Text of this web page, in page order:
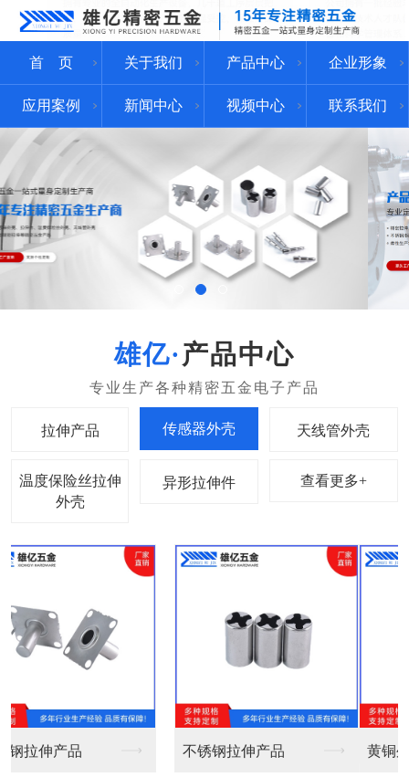
首 页 关于我们 产品中心 企业形象
应用案例 新闻中心 视频中心 联系我们
产品中心
拉伸产品 天线管外壳
温度保险丝拉伸
外壳
异形拉伸件 查看更多+
黄铜外壳镀镍收口 Φ... 黄铜外壳镀镍不收口Φ...